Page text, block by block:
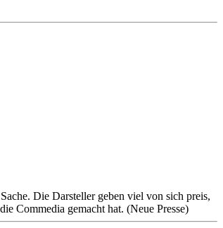
Die Darsteller geben viel von sich preis,
Commedia gemacht hat. (Neue Presse)